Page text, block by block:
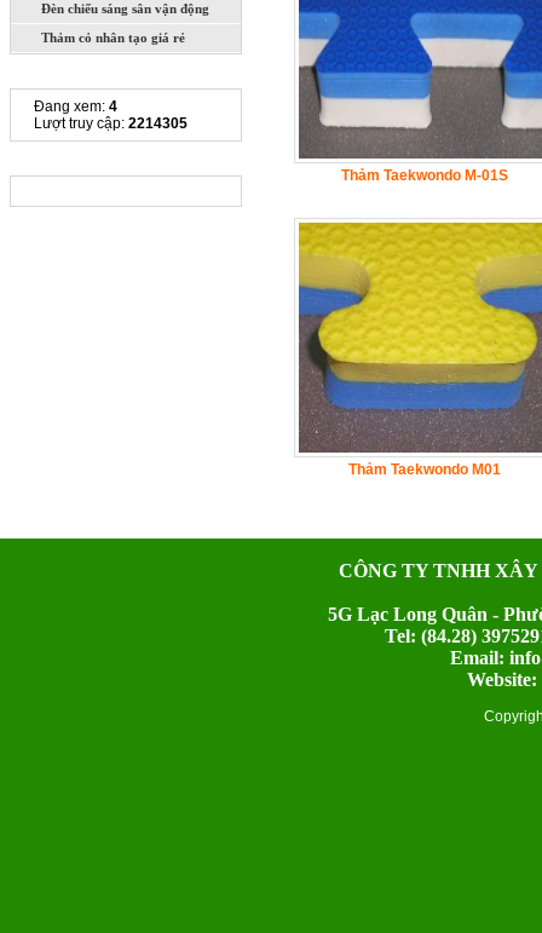
Đèn chiếu sáng sân vận động
Thảm cỏ nhân tạo giá rẻ
Đang xem: 4
Lượt truy cập: 2214305
Thảm Taekwondo M-01S
Thảm Taekwondo M01
CÔNG TY TNHH
5G Lạc Long Quân -
Tel: (84.28)
Email: